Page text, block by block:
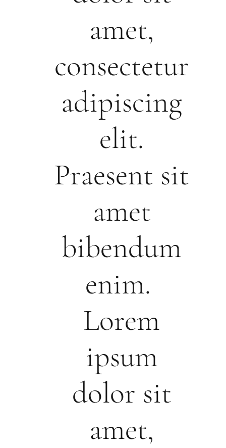
amet,
consectetur
adipiscing
elit.
Praesent sit
amet
bibendum
enim.
Lorem
ipsum
dolor sit
amet,